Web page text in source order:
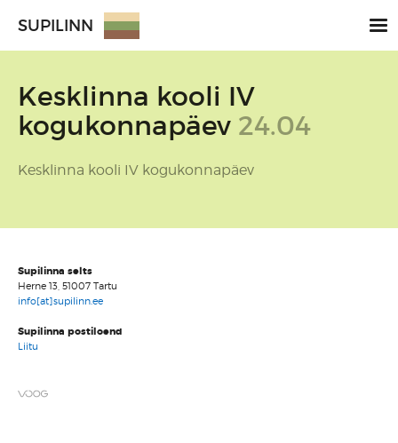
SUPILINN
Kesklinna kooli IV
kogukonnapäev 24.04
Kesklinna kooli IV kogukonnapäev
Supilinna selts
Herne 13, 51007 Tartu
info[at]supilinn.ee
Supilinna postiloend
Liitu